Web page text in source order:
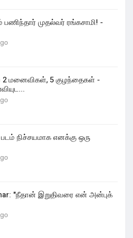
பணிந்தார் முதல்வர் ரங்கசாமி! -
மனைவிகள், 5 குழந்தைகள் -
நிச்சயமாக எனக்கு ஒரு
"நீதான் இறுதிவரை என் அன்புக்